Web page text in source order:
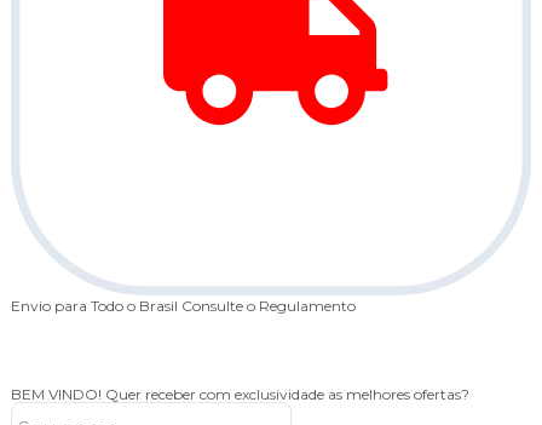
Envio para Todo o Brasil Consulte o Regulamento
BEM VINDO! Quer receber com exclusividade as melhores ofertas?